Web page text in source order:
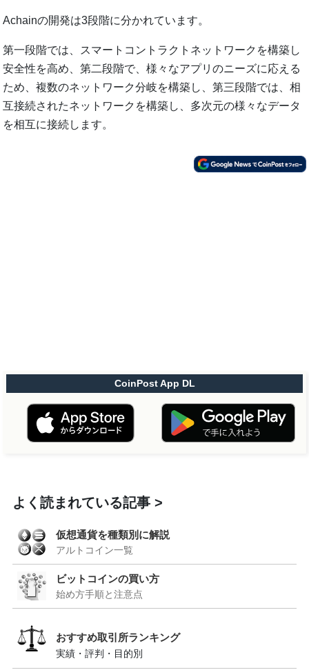
Achainの開発は3段階に分かれています。
第一段階では、スマートコントラクトネットワークを構築し
安全性を高め、第二段階で、様々なアプリのニーズに応える
ため、複数のネットワーク分岐を構築し、第三段階では、相
互接続されたネットワークを構築し、多次元の様々なデータ
を相互に接続します。
CoinPost App DL
よく読まれている記事
仮想通貨を種類別に解説
アルトコイン一覧
ビットコインの買い方
始め方手順と注意点
おすすめ取引所ランキング
実績・評判・目的別